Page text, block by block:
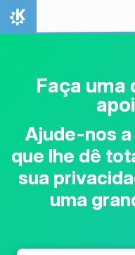
Ir para o conteúdo
Início
Faça uma
Ajude-nos
que lhe dê
sua
uma